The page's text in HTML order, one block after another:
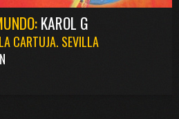
KAROL G
CARTUJA. SEVILLA